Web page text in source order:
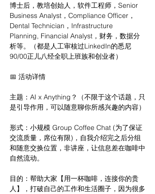
博士后，教培创始人，软件工程师，Senior
Business Analyst，Compliance Officer，
Dental Technician，Infrastructure
Planning, Financial Analyst，财务，数据分
析等。（都是人工审核过LinkedIn的悉尼
90/00正儿八经全职上班族和创业者）
📅 活动详情
主题：AI x Anything？（不限于这个话题，只
是引导作用，可以随意聊你所感兴趣的内容）
形式：小规模 Group Coffee Chat (为了保证
交流质量，席位有限)，自我介绍完之后分组
和随意交换位置，非讲座，让信息差在咖啡中
自然流动。
目的：帮助大家【用一杯咖啡，连接你的贵
人】，打破自己的工作和生活圈子，因为很多